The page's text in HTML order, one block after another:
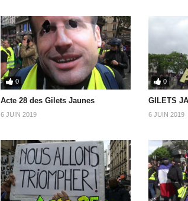
0
Acte 28 des Gilets Jaunes
6 JUIN 2019
0
GILETS
6 JUIN 2019